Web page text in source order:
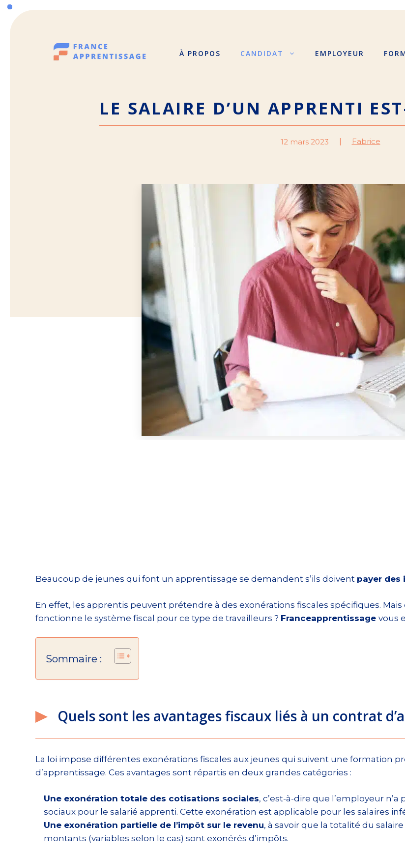
Aller
À PROPOS CANDIDAT EMPLOYEUR
LE SALAIRE D’UN APPRENTI
12 mars 2023 Fabrice
Beaucoup de jeunes qui font un apprentissage se demandent s’ils doivent payer des
En effet, les apprentis peuvent prétendre à des exonérations fiscales spécifiques.
fonctionne le système fiscal pour ce type de travailleurs ? Franceapprentissage vous
Sommaire :
Quels sont les avantages fiscaux liés à un contrat
La loi impose différentes exonérations fiscales aux jeunes qui suivent une formation
d’apprentissage. Ces avantages sont répartis en deux grandes catégories :
Une exonération totale des cotisations sociales, c’est-à-dire que l’employeur
sociaux pour le salarié apprenti. Cette exonération est applicable pour les salaires
Une exonération partielle de l’impôt sur le revenu, à savoir que la totalité du
montants (variables selon le cas) sont exonérés d’impôts.